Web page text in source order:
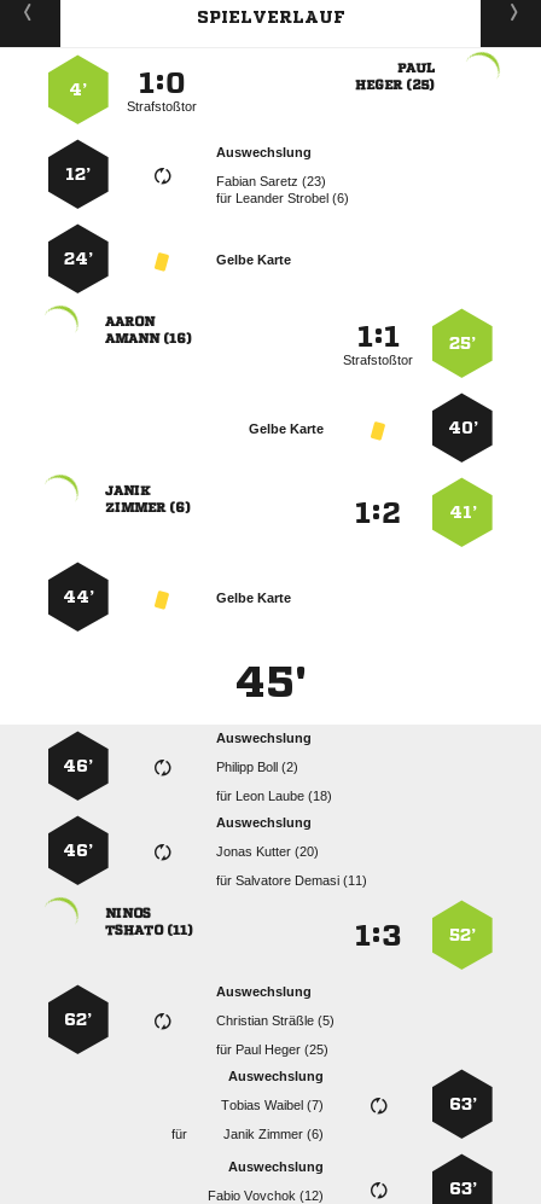
SPIELVERLAUF

 
:
Strafstoßtor
4’
Auswechslung
  
für   
12’
Gelbe Karte
24’
25’
:
Strafstoßtor

 
40’
Gelbe Karte
41’
:

 
Gelbe Karte
44’
45'
Auswechslung
  
für   
46’
Auswechslung
  
für  
46’
52’
:

 
Auswechslung
  
für   
62’
63’
Auswechslung
  
für
  
63’
Auswechslung
  